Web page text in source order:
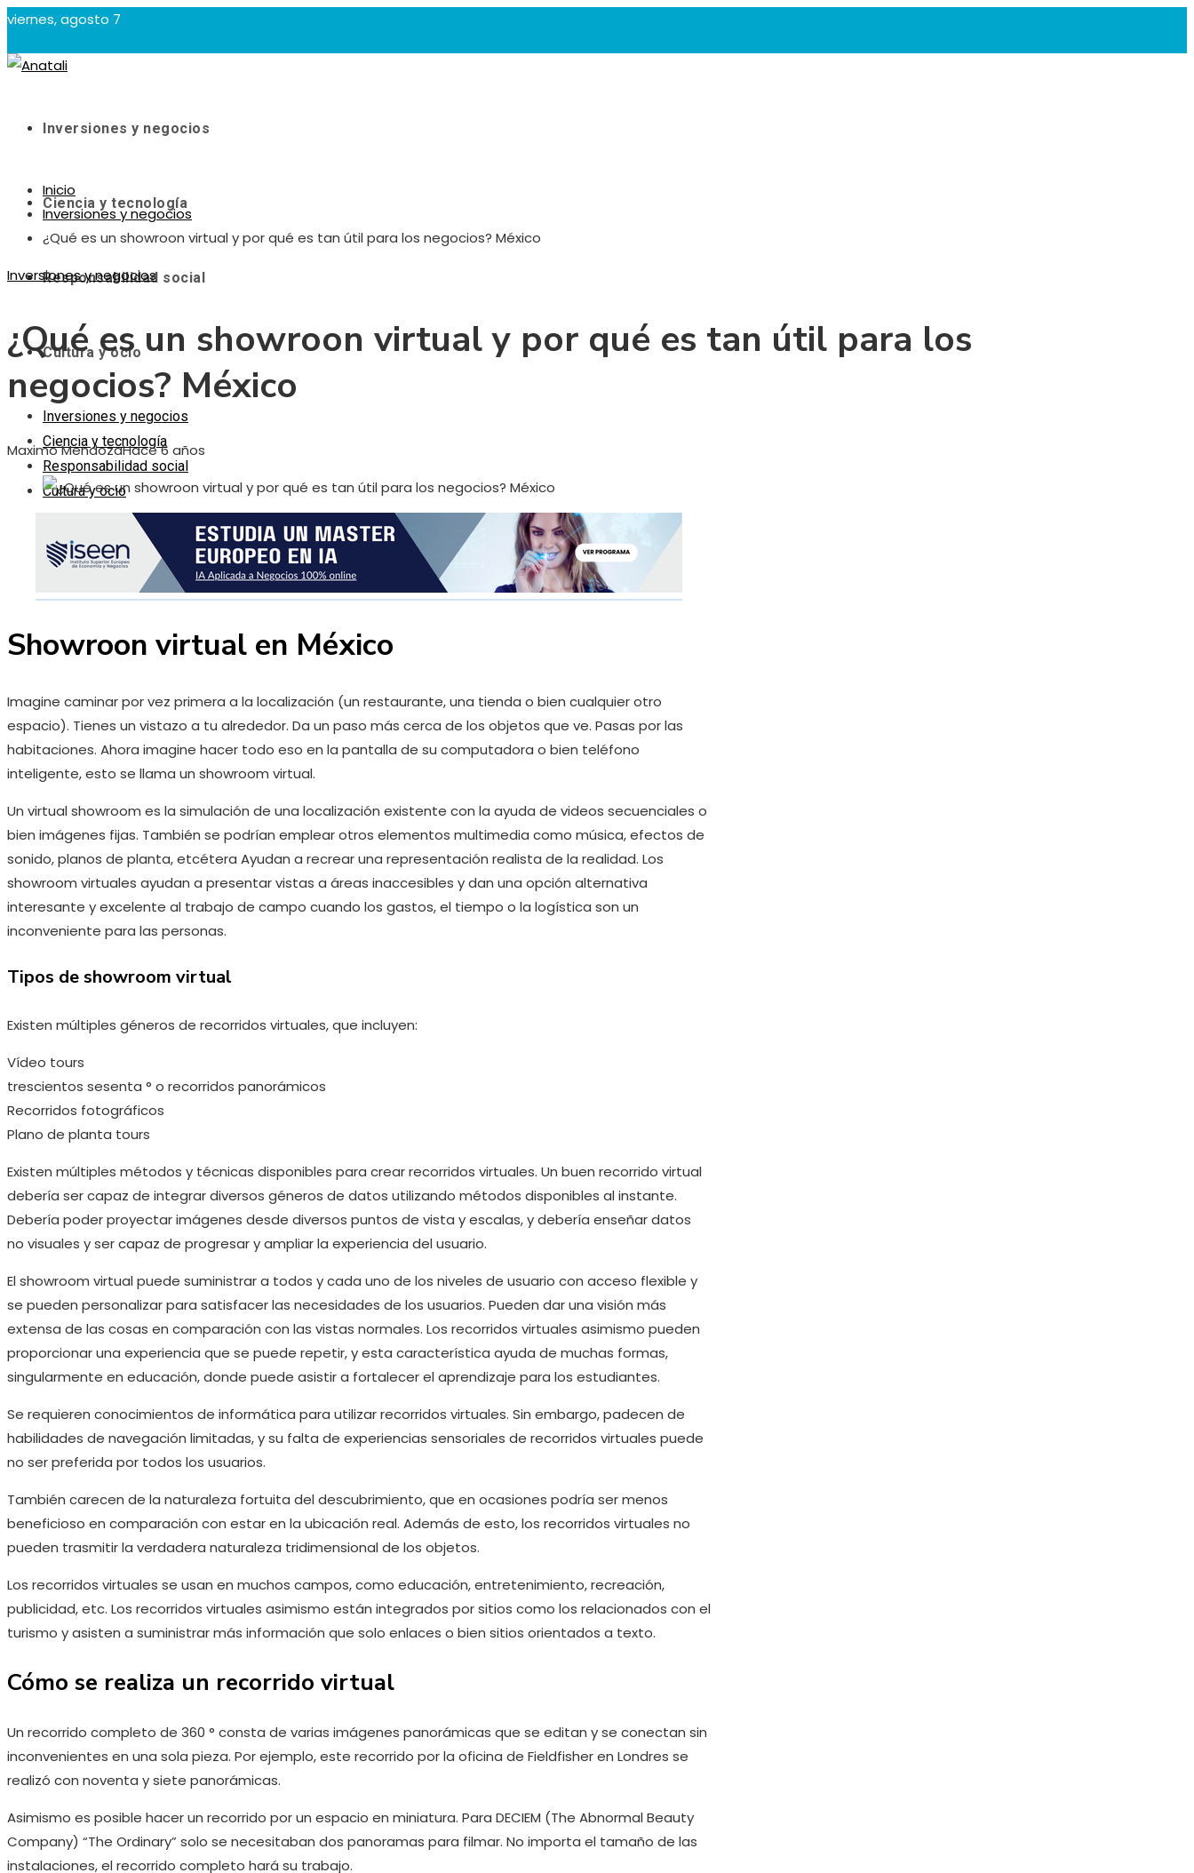
viernes, agosto 7
Inversiones y negocios
Ciencia y tecnología
Responsabilidad social
Cultura y ocio
Inversiones y negocios
Ciencia y tecnología
Responsabilidad social
Cultura y ocio
Inicio
Inversiones y negocios
¿Qué es un showroon virtual y por qué es tan útil para los negocios? México
Inversiones y negocios
¿Qué es un showroon virtual y por qué es tan útil para los
negocios? México
Maximo MendozaHace 6 años
Showroon virtual en México
Imagine caminar por vez primera a la localización (un restaurante, una tienda o bien cualquier otro
espacio). Tienes un vistazo a tu alrededor. Da un paso más cerca de los objetos que ve. Pasas por las
habitaciones. Ahora imagine hacer todo eso en la pantalla de su computadora o bien teléfono
inteligente, esto se llama un showroom virtual.
Un virtual showroom es la simulación de una localización existente con la ayuda de videos secuenciales o
bien imágenes fijas. También se podrían emplear otros elementos multimedia como música, efectos de
sonido, planos de planta, etcétera Ayudan a recrear una representación realista de la realidad. Los
showroom virtuales ayudan a presentar vistas a áreas inaccesibles y dan una opción alternativa
interesante y excelente al trabajo de campo cuando los gastos, el tiempo o la logística son un
inconveniente para las personas.
Tipos de showroom virtual
Existen múltiples géneros de recorridos virtuales, que incluyen:
Vídeo tours
trescientos sesenta ° o recorridos panorámicos
Recorridos fotográficos
Plano de planta tours
Existen múltiples métodos y técnicas disponibles para crear recorridos virtuales. Un buen recorrido virtual
debería ser capaz de integrar diversos géneros de datos utilizando métodos disponibles al instante.
Debería poder proyectar imágenes desde diversos puntos de vista y escalas, y debería enseñar datos
no visuales y ser capaz de progresar y ampliar la experiencia del usuario.
El showroom virtual puede suministrar a todos y cada uno de los niveles de usuario con acceso flexible y
se pueden personalizar para satisfacer las necesidades de los usuarios. Pueden dar una visión más
extensa de las cosas en comparación con las vistas normales. Los recorridos virtuales asimismo pueden
proporcionar una experiencia que se puede repetir, y esta característica ayuda de muchas formas,
singularmente en educación, donde puede asistir a fortalecer el aprendizaje para los estudiantes.
Se requieren conocimientos de informática para utilizar recorridos virtuales. Sin embargo, padecen de
habilidades de navegación limitadas, y su falta de experiencias sensoriales de recorridos virtuales puede
no ser preferida por todos los usuarios.
También carecen de la naturaleza fortuita del descubrimiento, que en ocasiones podría ser menos
beneficioso en comparación con estar en la ubicación real. Además de esto, los recorridos virtuales no
pueden trasmitir la verdadera naturaleza tridimensional de los objetos.
Los recorridos virtuales se usan en muchos campos, como educación, entretenimiento, recreación,
publicidad, etc. Los recorridos virtuales asimismo están integrados por sitios como los relacionados con el
turismo y asisten a suministrar más información que solo enlaces o bien sitios orientados a texto.
Cómo se realiza un recorrido virtual
Un recorrido completo de 360 ° consta de varias imágenes panorámicas que se editan y se conectan sin
inconvenientes en una sola pieza. Por ejemplo, este recorrido por la oficina de Fieldfisher en Londres se
realizó con noventa y siete panorámicas.
Asimismo es posible hacer un recorrido por un espacio en miniatura. Para DECIEM (The Abnormal Beauty
Company) “The Ordinary” solo se necesitaban dos panoramas para filmar. No importa el tamaño de las
instalaciones, el recorrido completo hará su trabajo.